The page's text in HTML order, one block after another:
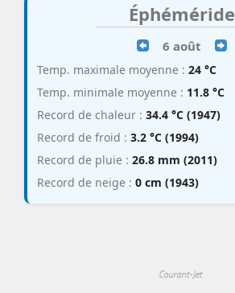
Éphéméride
6 août
Temp. maximale moyenne : 24 °C
Temp. minimale moyenne : 11.8 °C
Record de chaleur : 34.4 °C (1947)
Record de froid : 3.2 °C (1994)
Record de pluie : 26.8 mm (2011)
Record de neige : 0 cm (1943)
Courant-Jet